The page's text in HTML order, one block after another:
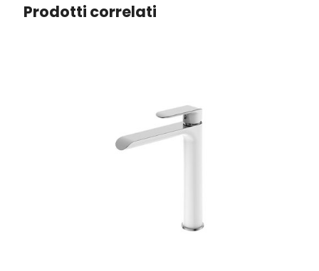
Prodotti correlati